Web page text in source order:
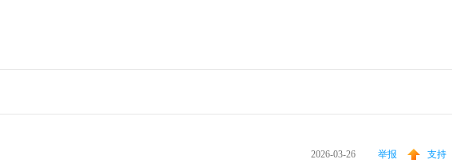
2026-03-26 举报 支持